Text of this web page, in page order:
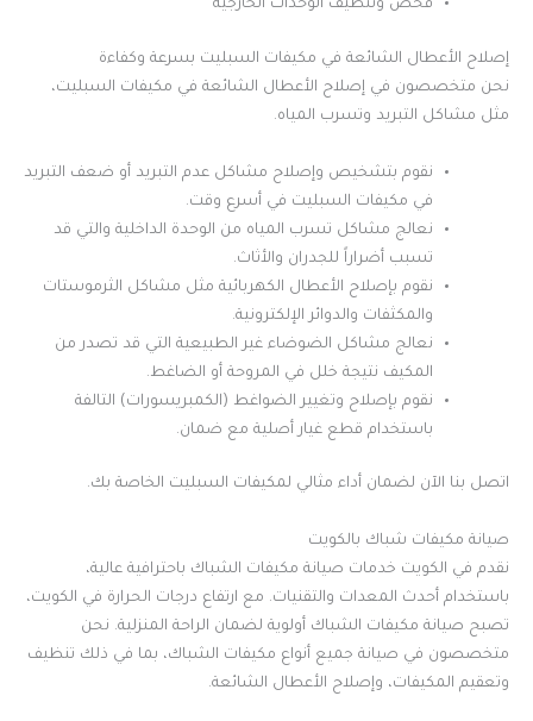
فحص وتنظيف الوحدات الخارجية
إصلاح الأعطال الشائعة في مكيفات السبليت بسرعة وكفاءة
نحن متخصصون في إصلاح الأعطال الشائعة في مكيفات السبليت،
مثل مشاكل التبريد وتسرب المياه.
نقوم بتشخيص وإصلاح مشاكل عدم التبريد أو ضعف التبريد
في مكيفات السبليت في أسرع وقت.
نعالج مشاكل تسرب المياه من الوحدة الداخلية والتي قد
تسبب أضراراً للجدران والأثاث.
نقوم بإصلاح الأعطال الكهربائية مثل مشاكل الثرموستات
والمكثفات والدوائر الإلكترونية.
نعالج مشاكل الضوضاء غير الطبيعية التي قد تصدر من
المكيف نتيجة خلل في المروحة أو الضاغط.
نقوم بإصلاح وتغيير الضواغط (الكمبريسورات) التالفة
باستخدام قطع غيار أصلية مع ضمان.
اتصل بنا الآن لضمان أداء مثالي لمكيفات السبليت الخاصة بك.
صيانة مكيفات شباك بالكويت
نقدم في الكويت خدمات صيانة مكيفات الشباك باحترافية عالية،
باستخدام أحدث المعدات والتقنيات. مع ارتفاع درجات الحرارة في الكويت،
تصبح صيانة مكيفات الشباك أولوية لضمان الراحة المنزلية. نحن
متخصصون في صيانة جميع أنواع مكيفات الشباك، بما في ذلك تنظيف
وتعقيم المكيفات، وإصلاح الأعطال الشائعة.